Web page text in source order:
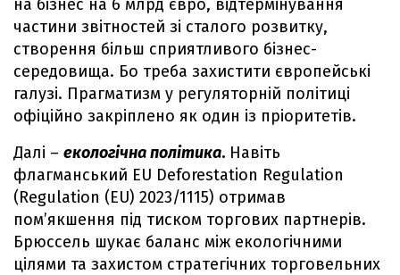
на бізнес на 6 млрд євро, відтермінування
частини звітностей зі сталого розвитку,
створення більш сприятливого бізнес-
середовища. Бо треба захистити європейські
галузі. Прагматизм у регуляторній політиці
офіційно закріплено як один із пріоритетів.
Далі – екологічна політика. Навіть
флагманський EU Deforestation Regulation
(Regulation (EU) 2023/1115) отримав
пом’якшення під тиском торгових партнерів.
Брюссель шукає баланс між екологічними
цілями та захистом стратегічних торговельних